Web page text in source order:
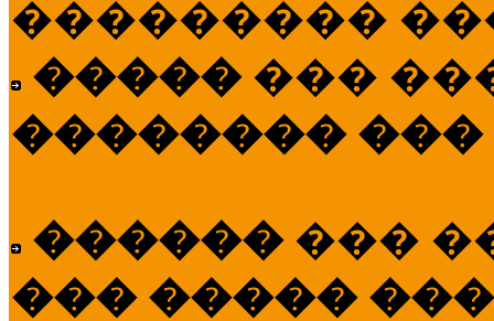
���������
����� ���
�������� ���
������ ���
��� �����